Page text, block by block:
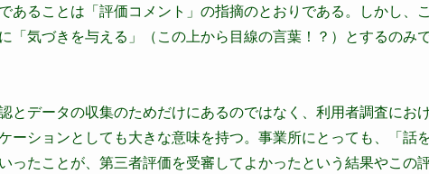
あることは「評価コメント」の指摘のとおりである。しかし、
「気づきを与える」（この上から目線の言葉！？）とするのみ
とデータの収集のためだけにあるのではなく、利用者調査にお
ーションとしても大きな意味を持つ。事業所にとっても、「話
ったことが、第三者評価を受審してよかったという結果やこの